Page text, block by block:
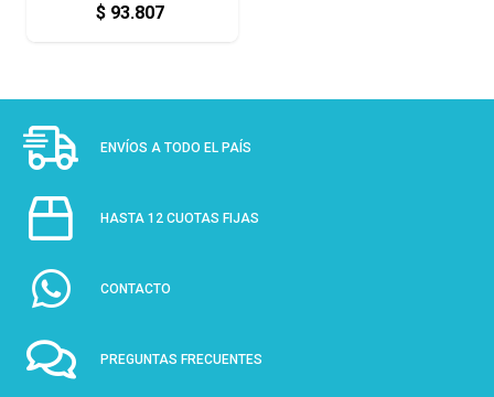
$ 93.807
ENVÍOS A TODO EL PAÍS
HASTA 12 CUOTAS FIJAS
CONTACTO
PREGUNTAS FRECUENTES